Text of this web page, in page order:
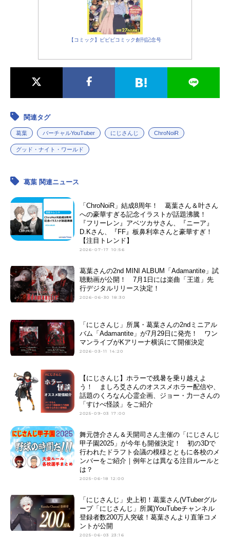
【コミック】ビビビコミック創刊記念号
関連タグ
葛葉 バーチャルYouTuber にじさんじ ChroNoiR
グッド・ナイト・ワールド
葛葉 関連ニュース
「ChroNoiR」結成8周年！ 葛葉さん＆叶さん
への豪華すぎる記念イラストが話題沸騰！
『フリーレン』アベツカサさん、『ニーア』
D.Kさん、『FF』板鼻利幸さんと豪華すぎ！
【注目トレンド】
2026-07-17 10:56
葛葉さんの2nd MINI ALBUM「Adamantite」試
聴動画が公開！ 7月1日には楽曲「王道」先
行デジタルリリース決定！
2026-06-30 18:30
「にじさんじ」所属・葛葉さんの2ndミニアル
バム「Adamantite」が7月29日に発売！ ワン
マンライブがKアリーナ横浜にて開催決定
2026-03-11 14:20
【にじさんじ】ホラーで残暑を乗り越えよ
う！ ましろ爻さんのオススメホラー配信や、
話題のくろなん心霊企画、ジョー・力一さんの
「すけべ怪談」をご紹介
2025-09-03 17:00
舞元啓介さん＆天開司さん主催の「にじさんじ
甲子園2025」が今年も開催決定！ 初の3Dで
行われたドラフト会議の模様とともに各校のメ
ンバーをご紹介｜例年とは異なる注目ルールと
は？
2025-06-18 12:00
「にじさんじ」史上初！葛葉さん(VTuberグル
ープ「にじさんじ」所属)YouTubeチャンネル
登録者数200万人突破！葛葉さんより直筆コメ
ントが公開
2025-06-03 23:16